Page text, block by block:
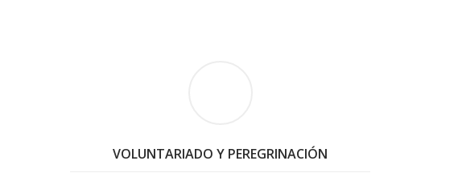
VOLUNTARIADO Y PEREGRINACIÓN